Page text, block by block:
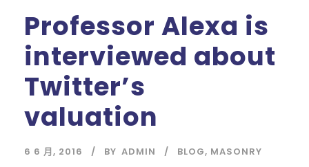
Professor Alexa is
interviewed about
Twitter’s
valuation
6 6 月, 2016 BY ADMIN BLOG, MASONRY